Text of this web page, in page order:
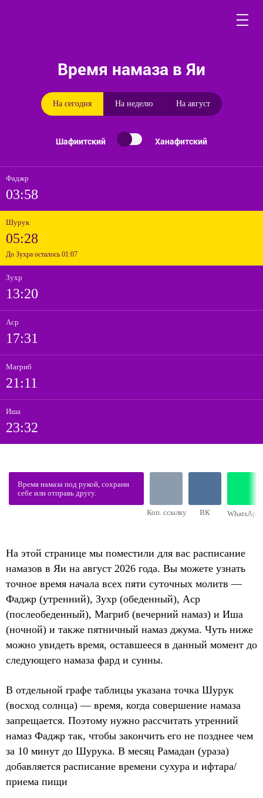
Время намаза в Яи
На сегодня На неделю На август
Шафиитский Ханафитский
Фаджр
03:58
Шурук
05:28
До Зухра осталось 01:07
Зухр
13:20
Аср
17:31
Магриб
21:11
Иша
23:32
Время намаза под рукой, сохрани
себе или отправь другу.
Коп. ссылку ВК WhatsApp
На этой странице мы поместили для вас расписание
намазов в Яи на август 2026 года. Вы можете узнать
точное время начала всех пяти суточных молитв —
Фаджр (утренний), Зухр (обеденный), Аср
(послеобеденный), Магриб (вечерний намаз) и Иша
(ночной) и также пятничный намаз джума. Чуть ниже
можно увидеть время, оставшееся в данный момент до
следующего намаза фард и сунны.
В отдельной графе таблицы указана точка Шурук
(восход солнца) — время, когда совершение намаза
запрещается. Поэтому нужно рассчитать утренний
намаз Фаджр так, чтобы закончить его не позднее чем
за 10 минут до Шурука. В месяц Рамадан (ураза)
добавляется расписание времени сухура и ифтара/
приема пищи